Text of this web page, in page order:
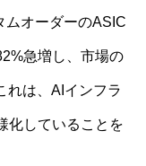
ムオーダーのASIC
急増し、市場の
れは、AIインフラ
化していることを